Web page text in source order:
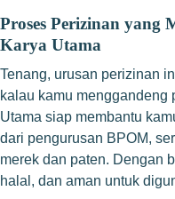
Proses Perizinan yang
Karya Utama
Tenang, urusan perizinan
kalau kamu menggandeng
Utama siap membantu
dari pengurusan BPOM,
merek dan paten. Dengan
halal, dan aman untuk